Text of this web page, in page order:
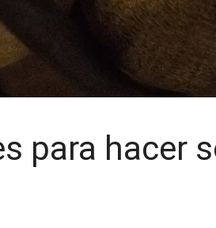
para hacer